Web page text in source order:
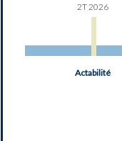
2T 2026
Actabilité